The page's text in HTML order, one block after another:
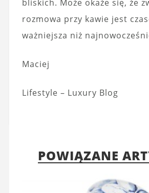
bliskich. Może okaże się, że
rozmowa przy kawie jest
ważniejsza niż
Maciej
Lifestyle – Luxury Blog
POWIĄZANE